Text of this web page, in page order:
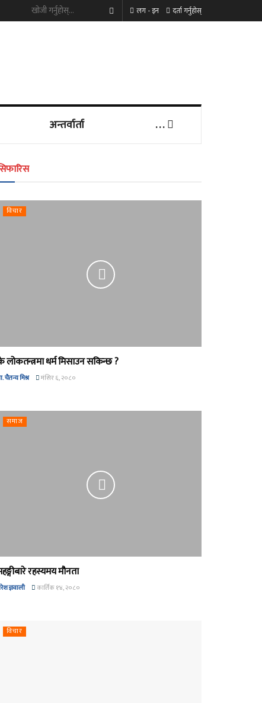
लग - इन दर्ता गर्नुहोस्
अन्तर्वार्ता . . .
विचार
लोकतन्त्रमा धर्म मिसाउन सकिन्छ ?
चैतन्य मिश्र मंसिर ६, २०८०
समाज
रहस्यमय मौनता
ज्ञवाली कार्तिक १४, २०८०
विचार